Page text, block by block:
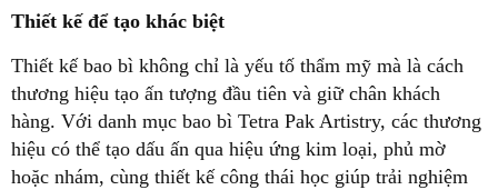
Thiết kế để tạo khác biệt
Thiết kế bao bì không chỉ là yếu tố thẩm mỹ mà là cách
thương hiệu tạo ấn tượng đầu tiên và giữ chân khách
hàng. Với danh mục bao bì Tetra Pak Artistry, các thương
hiệu có thể tạo dấu ấn qua hiệu ứng kim loại, phủ mờ
hoặc nhám, cùng thiết kế công thái học giúp trải nghiệm